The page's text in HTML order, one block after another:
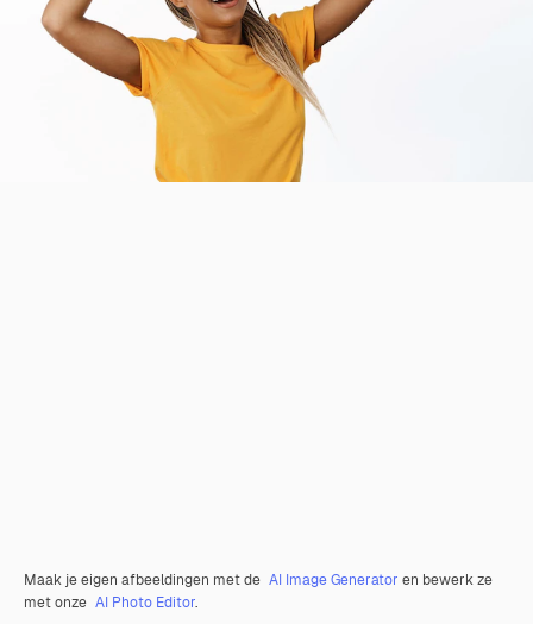
Maak je eigen afbeeldingen met de AI Image Generator en bewerk ze
met onze AI Photo Editor.